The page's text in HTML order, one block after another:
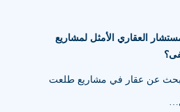
العقاري الأمثل لمشاريع
عن عقار في مشاريع طلعت